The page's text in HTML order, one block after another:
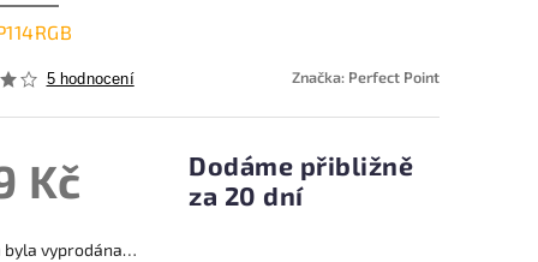
5 hodnocení Značka: Perfect Point
Kč
Dodáme přibližně
za 20 dní
byla vyprodána…